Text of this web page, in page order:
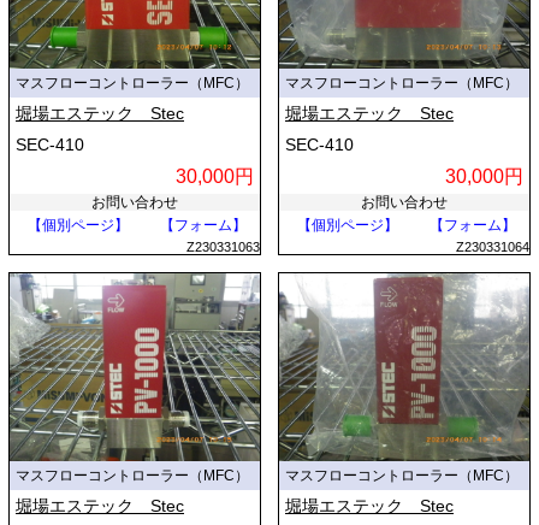
マスフローコントローラー（MFC）
堀場エステック Stec
SEC-410
30,000円
お問い合わせ
【個別ページ】
【フォーム】
Z230331063
マスフローコントローラー（MFC）
堀場エステック Stec
SEC-410
30,000円
お問い合わせ
【個別ページ】
【フォーム】
Z230331064
マスフローコントローラー（MFC）
堀場エステック Stec
マスフローコントローラー（MFC）
堀場エステック Stec